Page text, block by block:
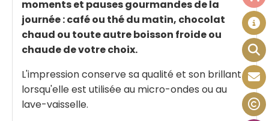
moments et pauses gourmandes de la
journée : café ou thé du matin, chocolat
chaud ou toute autre boisson froide ou
chaude de votre choix.
L'impression conserve sa qualité et son brillant
lorsqu'elle est utilisée au micro-ondes ou au
lave-vaisselle.